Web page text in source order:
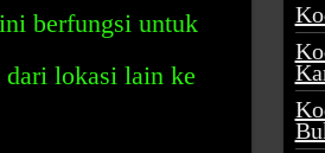
berfungsi untuk
dari lokasi lain ke